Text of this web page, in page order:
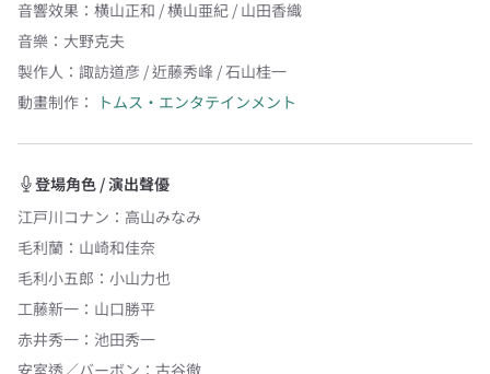
音響效果 ： 横山正和 / 横山亜紀 / 山田香織
音樂 ： 大野克夫
製作人 ： 諏訪道彦 / 近藤秀峰 / 石山桂一
動畫制作：
トムス・エンタテインメント
登場角色 / 演出聲優
江戸川コナン ： 高山みなみ
毛利蘭 ： 山崎和佳奈
毛利小五郎 ： 小山力也
工藤新一 ： 山口勝平
赤井秀一 ： 池田秀一